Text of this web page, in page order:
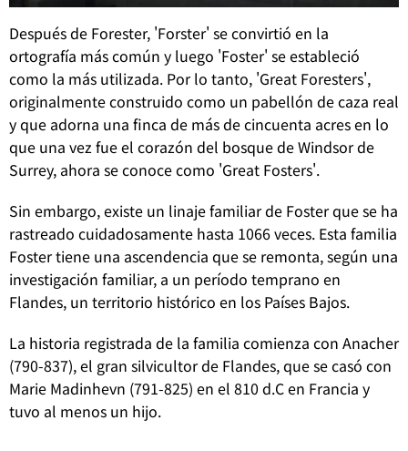
Después de Forester, 'Forster' se convirtió en la
ortografía más común y luego 'Foster' se estableció
como la más utilizada. Por lo tanto, 'Great Foresters',
originalmente construido como un pabellón de caza real
y que adorna una finca de más de cincuenta acres en lo
que una vez fue el corazón del bosque de Windsor de
Surrey, ahora se conoce como 'Great Fosters'.
Sin embargo, existe un linaje familiar de Foster que se ha
rastreado cuidadosamente hasta 1066 veces. Esta familia
Foster tiene una ascendencia que se remonta, según una
investigación familiar, a un período temprano en
Flandes, un territorio histórico en los Países Bajos.
La historia registrada de la familia comienza con Anacher
(790-837), el gran silvicultor de Flandes, que se casó con
Marie Madinhevn (791-825) en el 810 d.C en Francia y
tuvo al menos un hijo.